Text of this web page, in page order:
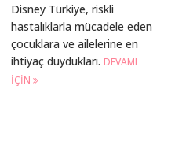
Disney Türkiye, riskli
hastalıklarla mücadele eden
çocuklara ve ailelerine en
ihtiyaç duydukları. DEVAMI
IÇIN